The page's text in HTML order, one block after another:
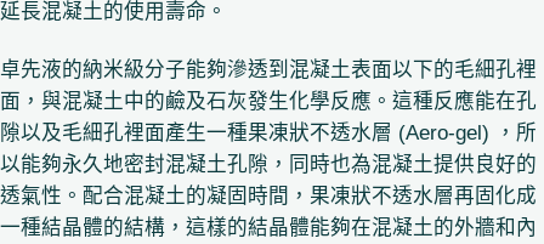
延長混凝土的使用壽命。
卓先液的納米級分子能夠滲透到混凝土表面以下的毛細孔裡
面，與混凝土中的鹼及石灰發生化學反應。這種反應能在孔
隙以及毛細孔裡面產生一種果凍狀不透水層 (Aero-gel) ，所
以能夠永久地密封混凝土孔隙，同時也為混凝土提供良好的
透氣性。配合混凝土的凝固時間，果凍狀不透水層再固化成
一種結晶體的結構，這樣的結晶體能夠在混凝土的外牆和內